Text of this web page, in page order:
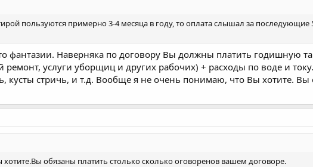
пользуются примерно 3-4 месяца в году, то оплата слышал за последующие
фантазии. Наверняка по договору Вы должны платить годишную
услуги уборщиц и других рабочих) + расходы по воде и
стричь, и т.д. Вообще я не очень понимаю, что Вы хотите. Вы
обязаны платить столько сколько оговоренов вашем договоре.